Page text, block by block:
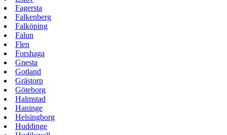
Fagersta
Falkenberg
Falköping
Falun
Flen
Forshaga
Gnesta
Gotland
Grästorp
Göteborg
Halmstad
Haninge
Helsingborg
Huddinge